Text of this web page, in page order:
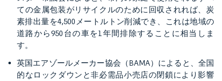
ての金属包装がリサイクルのために回収されれば、炭
素排出量を4,500メートルトン削減でき、これは地域の
道路から950台の車を1年間排除することに相当しま
す。
英国エアゾールメーカー協会（BAMA）によると、全国
的なロックダウンと非必需品小売店の閉鎖により影響